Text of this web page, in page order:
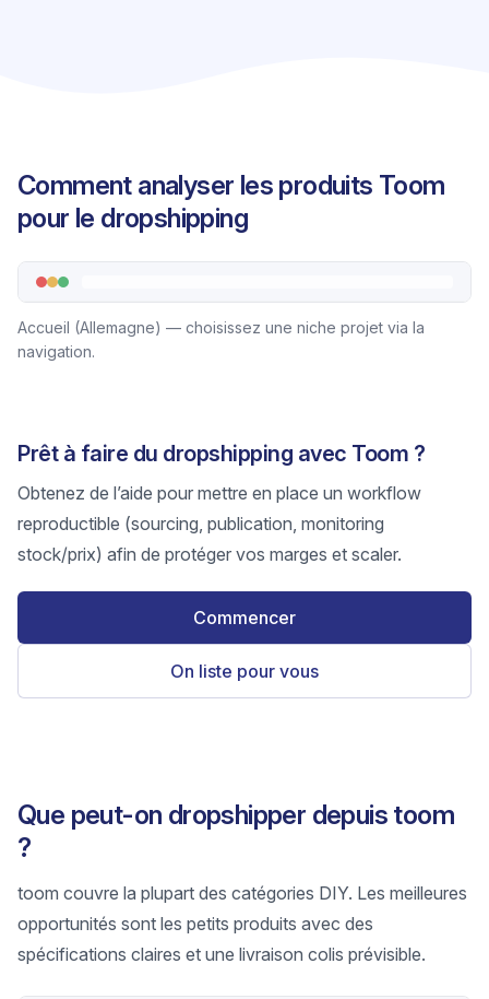
Comment analyser les produits Toom
pour le dropshipping
Accueil (Allemagne) — choisissez une niche projet via la
navigation.
Prêt à faire du dropshipping avec Toom ?
Obtenez de l’aide pour mettre en place un workflow
reproductible (sourcing, publication, monitoring
stock/prix) afin de protéger vos marges et scaler.
Commencer
On liste pour vous
Que peut-on dropshipper depuis toom
?
toom couvre la plupart des catégories DIY. Les meilleures
opportunités sont les petits produits avec des
spécifications claires et une livraison colis prévisible.